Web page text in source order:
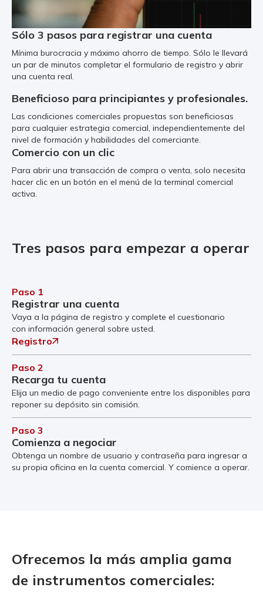
Sólo 3 pasos para registrar una cuenta
Mínima burocracia y máximo ahorro de tiempo. Sólo le llevará
un par de minutos completar el formulario de registro y abrir
una cuenta real.
Beneficioso para principiantes y profesionales.
Las condiciones comerciales propuestas son beneficiosas
para cualquier estrategia comercial, independientemente del
nivel de formación y habilidades del comerciante.
Comercio con un clic
Para abrir una transacción de compra o venta, solo necesita
hacer clic en un botón en el menú de la terminal comercial
activa.
Tres pasos para empezar a operar
Paso 1
Registrar una cuenta
Vaya a la página de registro y complete el cuestionario
con información general sobre usted.
Registro
Paso 2
Recarga tu cuenta
Elija un medio de pago conveniente entre los disponibles para
reponer su depósito sin comisión.
Paso 3
Comienza a negociar
Obtenga un nombre de usuario y contraseña para ingresar a
su propia oficina en la cuenta comercial. Y comience a operar.
Ofrecemos la más amplia gama
de instrumentos comerciales: